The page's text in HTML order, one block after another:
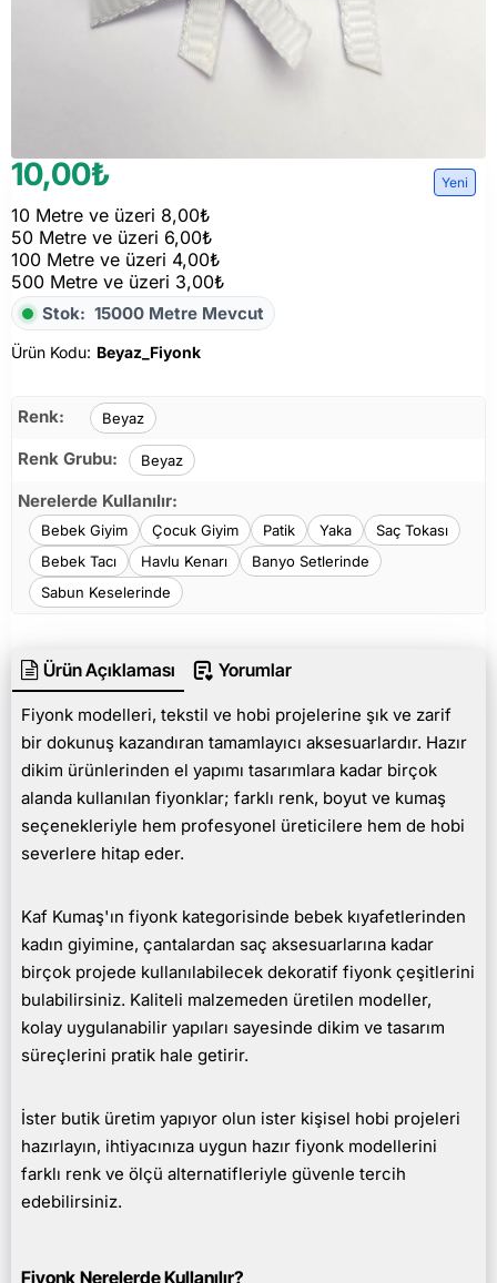
Yeni
10,00₺
10 Metre ve üzeri 8,00₺
50 Metre ve üzeri 6,00₺
100 Metre ve üzeri 4,00₺
500 Metre ve üzeri 3,00₺
Stok: 15000 Metre Mevcut
Ürün Kodu: Beyaz_Fiyonk
Renk: Beyaz
Renk Grubu: Beyaz
Nerelerde Kullanılır:
Bebek Giyim Çocuk Giyim Patik Yaka
Saç Tokası
Bebek Tacı
Havlu Kenarı
Banyo Setlerinde
Sabun Keselerinde
Ürün Açıklaması Yorumlar
Fiyonk modelleri, tekstil ve hobi projelerine şık ve zarif
bir dokunuş kazandıran tamamlayıcı aksesuarlardır. Hazır
dikim ürünlerinden el yapımı tasarımlara kadar birçok
alanda kullanılan fiyonklar; farklı renk, boyut ve kumaş
seçenekleriyle hem profesyonel üreticilere hem de hobi
severlere hitap eder.
Kaf Kumaş'ın fiyonk kategorisinde bebek kıyafetlerinden
kadın giyimine, çantalardan saç aksesuarlarına kadar
birçok projede kullanılabilecek dekoratif fiyonk çeşitlerini
bulabilirsiniz. Kaliteli malzemeden üretilen modeller,
kolay uygulanabilir yapıları sayesinde dikim ve tasarım
süreçlerini pratik hale getirir.
İster butik üretim yapıyor olun ister kişisel hobi projeleri
hazırlayın, ihtiyacınıza uygun hazır fiyonk modellerini
farklı renk ve ölçü alternatifleriyle güvenle tercih
edebilirsiniz.
Fiyonk Nerelerde Kullanılır?